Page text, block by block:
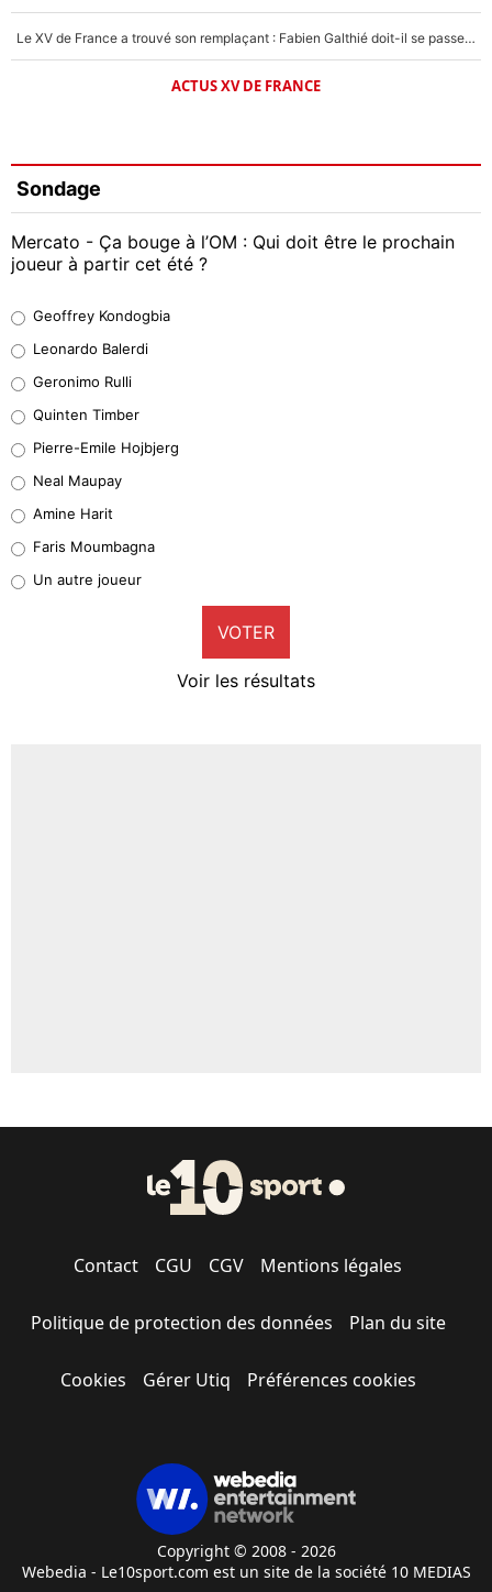
Le XV de France a trouvé son remplaçant : Fabien Galthié doit-il se passer d'Antoine Dupont ?
ACTUS XV DE FRANCE
Sondage
Mercato - Ça bouge à l’OM : Qui doit être le prochain
joueur à partir cet été ?
38%
32%
5%
1%
9%
Geoffrey Kondogbia
Leonardo Balerdi
Geronimo Rulli
Quinten Timber
Pierre-Emile Hojbjerg
Neal Maupay
Amine Harit
Faris Moumbagna
Un autre joueur
VOTER
Voir les résultats
Contact CGU CGV Mentions légales
Politique de protection des données Plan du site
Cookies Gérer Utiq Préférences cookies
Copyright © 2008 - 2026
Webedia - Le10sport.com est un site de la société 10 MEDIAS